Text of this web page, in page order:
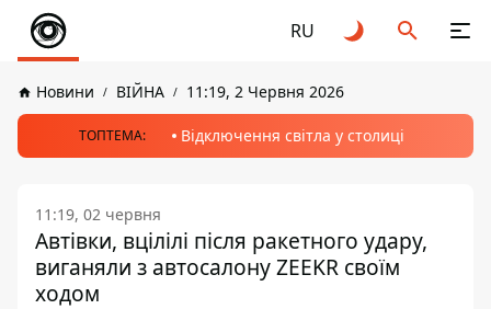
RU
Новини ВІЙНА 11:19, 2 Червня 2026
ТОПТЕМА: Відключення світла у столиці
11:19, 02 червня
Автівки, вцілілі після ракетного удару,
виганяли з автосалону ZEEKR своїм
ходом